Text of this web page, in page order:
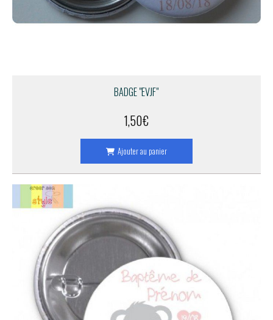
BADGE "EVJF"
1,50€
Ajouter au panier